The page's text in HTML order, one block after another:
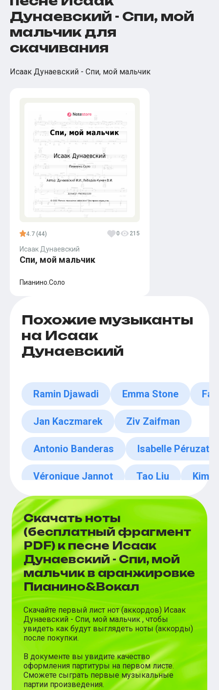
Дунаевский - Спи, мой
мальчик для
скачивания
Исаак Дунаевский - Спи, мой мальчик
4.7 (44) 0 215
Исаак Дунаевский
Спи, мой мальчик
Пианино.Соло
Похожие музыканты
на Исаак
Дунаевский
Ramin Djawadi Emma Stone
Jan Kaczmarek Ziv Zaifman
Antonio Banderas Isabelle Péruzat
Véronique Jannot Tao Liu Kim
Скачать ноты
(бесплатный фрагмент
PDF) к песне Исаак
Дунаевский - Спи, мой
мальчик в аранжировке
Пианино&Вокал
Скачайте первый лист нот (аккордов) Исаак
Дунаевский - Спи, мой мальчик , чтобы
увидеть как будут выглядеть ноты (аккорды)
после покупки.
В документе вы увидите качество
оформления партитуры на первом листе.
Сможете сыграть первые музыкальные
партии произведения.